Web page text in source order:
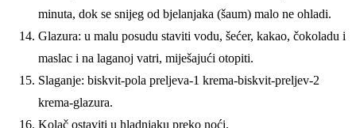
minuta, dok se snijeg od bjelanjaka (šaum) malo ne ohladi.
Glazura: u malu posudu staviti vodu, šećer, kakao, čokoladu i
maslac i na laganoj vatri, miješajući otopiti.
Slaganje: biskvit-pola preljeva-1 krema-biskvit-preljev-2
krema-glazura.
Kolač ostaviti u hladnjaku preko noći.